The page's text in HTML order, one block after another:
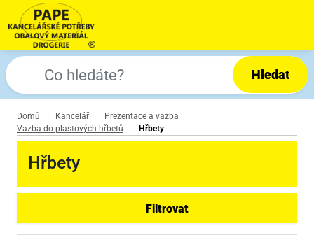
Hledat
Domů Kancelář
Prezentace a vazba
Vazba do plastových hřbetů
Hřbety
Hřbety
Filtrovat